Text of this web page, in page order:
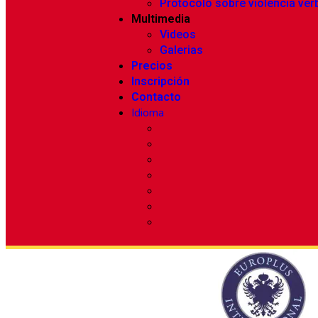
Protocolo sobre violencia
Multimedia
Videos
Galerias
Precios
Inscripción
Contacto
Idioma